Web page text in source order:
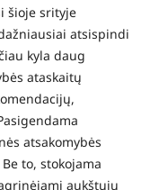
šioje srityje
atsispindi
kyla daug
ataskaitų
atsakomybės
to, stokojama
aukštųjų